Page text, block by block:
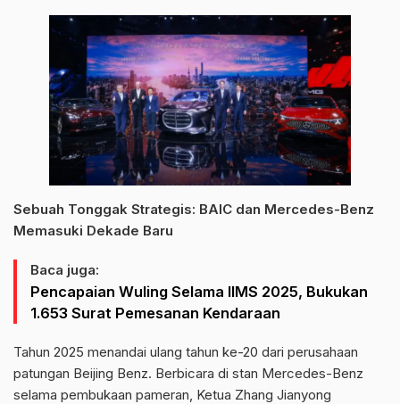
Sebuah Tonggak Strategis: BAIC dan Mercedes-Benz
Memasuki Dekade Baru
Baca juga:
Pencapaian Wuling Selama IIMS 2025, Bukukan
1.653 Surat Pemesanan Kendaraan
Tahun 2025 menandai ulang tahun ke-20 dari perusahaan
patungan Beijing Benz. Berbicara di stan Mercedes-Benz
selama pembukaan pameran, Ketua Zhang Jianyong